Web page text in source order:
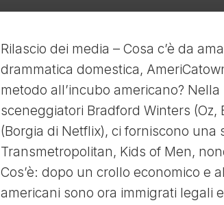
Rilascio dei media – Cosa c’è da
drammatica domestica,
metodo all’incubo americano?
sceneggiatori Bradford Winters
(Borgia di Netflix), ci forniscono una
Transmetropolitan, Kids of Men,
Cos’è: dopo un crollo economico e
americani sono ora immigrati legali